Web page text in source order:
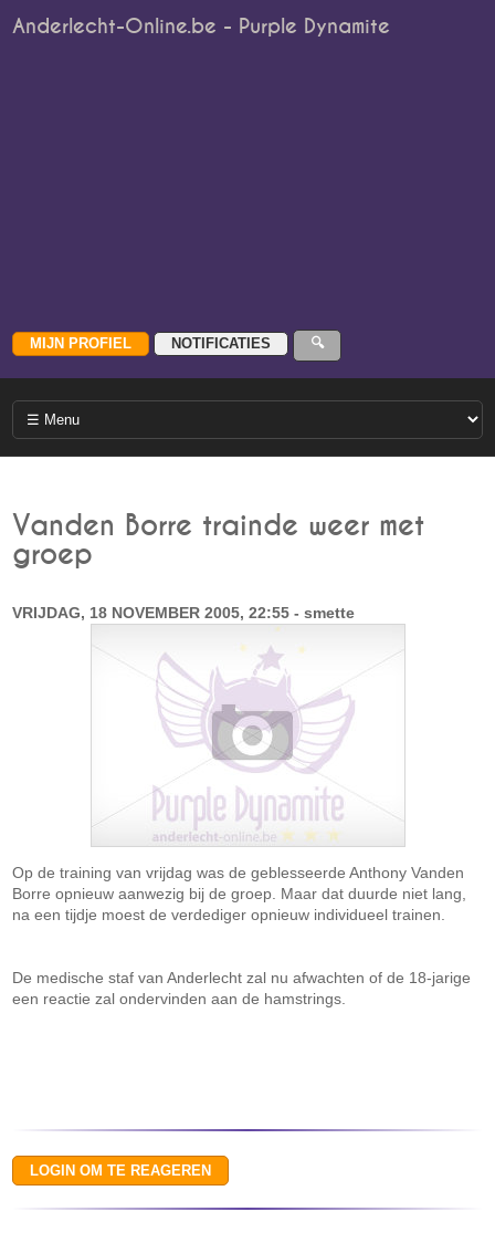
Anderlecht-Online.be - Purple Dynamite
Vanden Borre trainde weer met
groep
VRIJDAG, 18 NOVEMBER 2005, 22:55 - smette
Op de training van vrijdag was de geblesseerde Anthony Vanden
Borre opnieuw aanwezig bij de groep. Maar dat duurde niet lang,
na een tijdje moest de verdediger opnieuw individueel trainen.
De medische staf van Anderlecht zal nu afwachten of de 18-jarige
een reactie zal ondervinden aan de hamstrings.